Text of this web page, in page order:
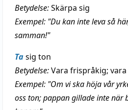
Betydelse:Skärpa sig
Exempel: "Du kan inte leva så
samman!"
Tasig ton
Betydelse:Vara frispråkig;
Exempel: "Om vi ska höja vår
oss ton; pappan gillade inte när